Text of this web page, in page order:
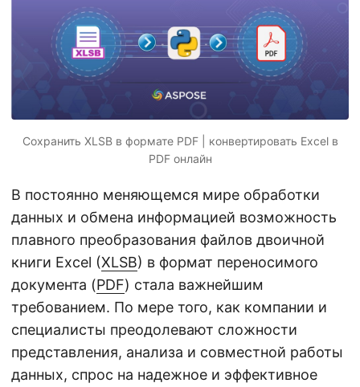
Сохранить XLSB в формате PDF | конвертировать Excel в
PDF онлайн
В постоянно меняющемся мире обработки
данных и обмена информацией возможность
плавного преобразования файлов двоичной
книги Excel (XLSB) в формат переносимого
документа (PDF) стала важнейшим
требованием. По мере того, как компании и
специалисты преодолевают сложности
представления, анализа и совместной работы
данных, спрос на надежное и эффективное